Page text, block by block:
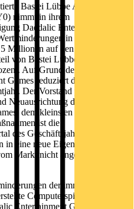
Bastei Lübbe AG (WKN
nimmt in ihrem
Daedalic Entertainment
in Höhe von 12
auf den Firmenwert
von Bastei Lübbe an der
Auf Grund der schwachen
Games reduziert der Konzern
Der Vorstand prüft nun
Neuausrichtung des
dem kleinsten Bereich des
ist die
des Geschäftsjahres
eine neue Eigenentwicklung
Markt nicht angenommen
der immateriellen
Computerspiele als auch
Entertainment GmbH - haben